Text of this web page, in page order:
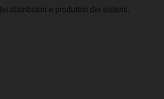
distributori e produttori dei sistemi.